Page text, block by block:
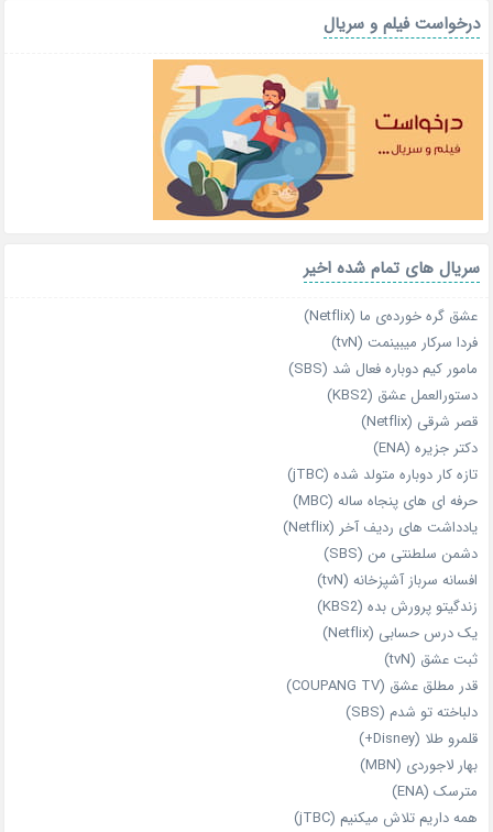
درخواست فیلم و سریال
سریال های تمام شده اخیر
عشق گره خورده‌ی ما (Netflix)
فردا سرکار میبینمت (tvN)
مامور کیم دوباره فعال شد (SBS)
دستورالعمل عشق (KBS2)
قصر شرقی (Netflix)
دکتر جزیره (ENA)
تازه‌ کار دوباره‌ متولد شده (jTBC)
حرفه‌ ای‌ های پنجاه‌ ساله (MBC)
یادداشت‌ های ردیف آخر (Netflix)
دشمن سلطنتی من (SBS)
افسانه سرباز آشپزخانه (tvN)
زندگیتو پرورش بده (KBS2)
یک درس حسابی (Netflix)
ثبت عشق (tvN)
قدر مطلق عشق (COUPANG TV)
دلباخته تو شدم (SBS)
قلمرو طلا (Disney+)
بهار لاجوردی (MBN)
مترسک (ENA)
همه داریم تلاش میکنیم (jTBC)